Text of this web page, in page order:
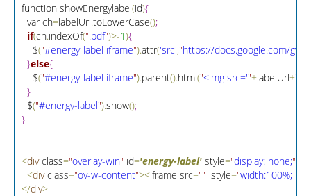
function showEnergylabel(id){
  var ch
=labelUrl.toLowerCase();
if(ch.indexOf(".pdf")>-1){
    $
("#energy-label iframe").attr('src',"https://docs.google.com/
}else{
    $
("#energy-label iframe").parent().html("<img src='"+labelUrl+"
}
  $
("#energy-label").show();
}
<div class="overlay-win" id='energy-label' style="display: none;">
<div class="ov-w-content"><iframe src=""
  style
="width:100%;
</div>